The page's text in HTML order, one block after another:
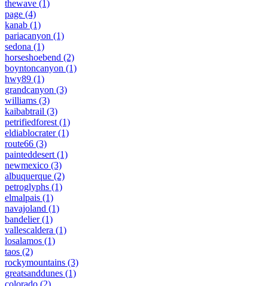
thewave (1)
page (4)
kanab (1)
pariacanyon (1)
sedona (1)
horseshoebend (2)
boyntoncanyon (1)
hwy89 (1)
grandcanyon (3)
williams (3)
kaibabtrail (3)
petrifiedforest(1)
eldiablocrater(1)
route66 (3)
painteddesert(1)
newmexico (3)
albuquerque (2)
petroglyphs (1)
elmalpais (1)
navajoland (1)
bandelier(1)
vallescaldera (1)
losalamos (1)
taos (2)
rockymountains (3)
greatsanddunes (1)